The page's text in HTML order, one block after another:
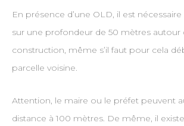
En présence d’une OLD, il est
sur une profondeur de 50 mètres autour
construction, même s’il faut pour cela
parcelle voisine.
Attention, le maire ou le préfet peuvent
distance à 100 mètres. De même, il